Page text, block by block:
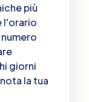
più
l'orario
giorni
la tua